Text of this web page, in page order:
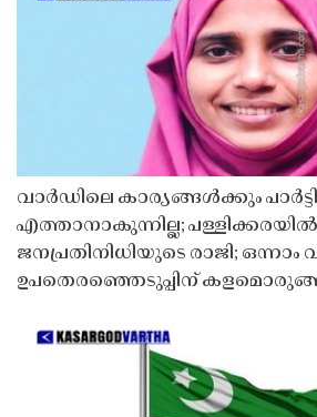
വാർഡിലെ കാര്യങ്ങൾക്കും
എത്താനാകുന്നില്ല; പള്ളിക്കരയിൽ
ജനപ്രതിനിധിയുടെ രാജി;
ഉപതെരഞ്ഞെടുപ്പിന്